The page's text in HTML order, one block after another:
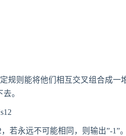
规则能将他们相互交叉组合成一
。
若永远不可能相同，则输出”-1”。